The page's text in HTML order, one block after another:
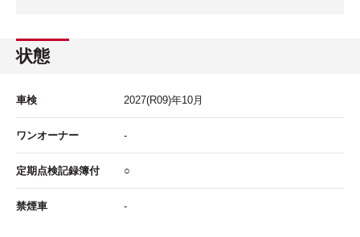
状態
車検 2027(R09)年10 月
ワンオーナー -
定期点検記録簿付 ○
禁煙車 -